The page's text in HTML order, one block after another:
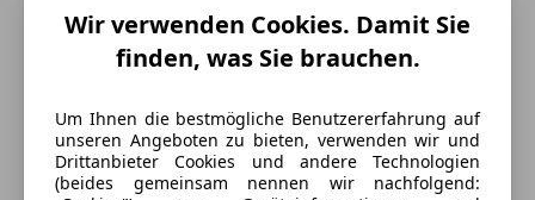
Energieverbrauch
Elektrische Reichweite
56 km
Wir verwenden Cookies. Damit Sie
finden, was Sie brauchen.
Um Ihnen die bestmögliche Benutzererfahrung auf
unseren Angeboten zu bieten, verwenden wir und
Drittanbieter Cookies und andere Technologien
(beides gemeinsam nennen wir nachfolgend: